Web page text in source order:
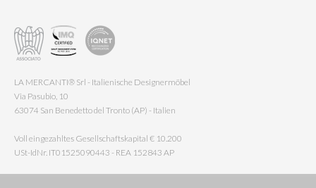
LA MERCANTI® Srl - Italienische Designermöbel
Via Pasubio, 10
63074 San Benedetto del Tronto (AP) - Italien
Voll eingezahltes Gesellschaftskapital € 10.200
USt-IdNr. IT01525090443 - REA 152843 AP